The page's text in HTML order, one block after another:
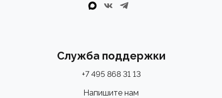
Служба поддержки
+7 495 868 31 13
Напишите нам